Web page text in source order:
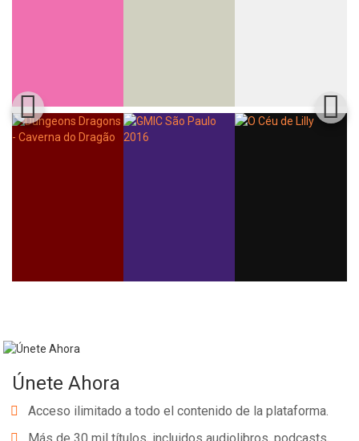
Únete Ahora
Acceso ilimitado a todo el contenido de la plataforma.
Más de 30 mil títulos, incluidos audiolibros, podcasts,